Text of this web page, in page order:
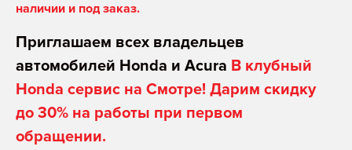
наличии и под заказ.
Приглашаем всех владельцев
автомобилей Honda и Acura В клубный
Honda сервис на Смотре! Дарим скидку
до 30% на работы при первом
обращении.